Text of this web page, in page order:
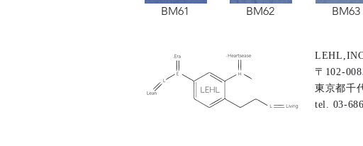
BM61 BM62 BM63
〒102-
東京都千
tel. 03-